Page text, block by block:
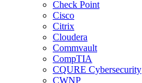
Check Point
Cisco
Citrix
Cloudera
Commvault
CompTIA
CQURE Cybersecurity
CWNP